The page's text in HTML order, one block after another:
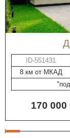
ID-551431
8 км от МКАД
170 000